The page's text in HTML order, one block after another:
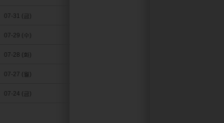
07-31 (금)
07-29 (수)
07-28 (화)
07-27 (월)
07-24 (금)